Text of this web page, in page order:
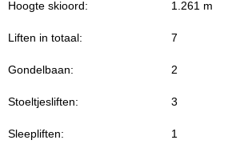
Hoogte skioord: 1.261 m
Liften in totaal: 7
Gondelbaan: 2
Stoeltjesliften: 3
Sleepliften: 1